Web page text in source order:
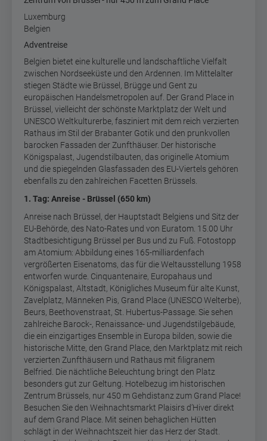
Luxemburg
Belgien
Adventreise
Belgien bietet eine kulturelle und landschaftliche Vielfalt
zwischen Nordseeküste und den Ardennen. Im Mittelalter
stiegen Städte wie Brüssel, Brügge und Gent zu
europäischen Handelsmetropolen auf. Der Grand Place in
Brüssel, vielleicht der schönste Marktplatz der Welt und
UNESCO Weltkulturerbe, fasziniert mit dem reich verzierten
Rathaus im Stil der Brabanter Gotik und den prunkvollen
barocken Fassaden der Zunfthäuser. Der historische
Königspalast, Jugendstilbauten, das originelle Atomium
und die spiegelnden Glasfassaden des EU-Viertels gehören
ebenfalls zu den zahlreichen Facetten Brüssels.
1. Tag: Anreise - Brüssel (650 km)
Anreise nach Brüssel, der Hauptstadt Belgiens und Sitz der
EU-Behörde, des Nato-Rates und von Euratom. 15.00 Uhr
Stadtbesichtigung Brüssel per Bus und zu Fuß. Fotostopp
am Atomium: Abbildung eines 165-milliardenfach
vergrößerten Eisenatoms, das für die Weltausstellung 1958
entworfen wurde. Cinquantenaire, Europahaus und
Königspalast, Altstadt, Königliches Museum für alte Kunst,
Zavelplatz, Männeken Pis, Grand Place (UNESCO Welterbe),
Beurs, Beethovenstraat, St. Hubertus-Passage. Sie sehen
zahlreiche Barock-, Renaissance- und Jugendstilgebäude,
die ein einzigartiges Ensemble in Europa bilden, sowie die
historische Mitte, den Grand Place, den Marktplatz mit reich
verzierten Zunfthäusern und Rathaus mit filigranem
Belfried. Die nächtliche Beleuchtung bringt den Platz
besonders gut zur Geltung. Hotelbezug im historischen
Zentrum Brüssels, nur 450 m Gehdistanz zum Grand Place!
Besuchen Sie den Weihnachtsmarkt Plaisirs d’Hiver direkt
auf dem Grand Place. Mit seinen behaglichen Hütten
schlägt in der Weihnachtszeit hier das Herz der Stadt.